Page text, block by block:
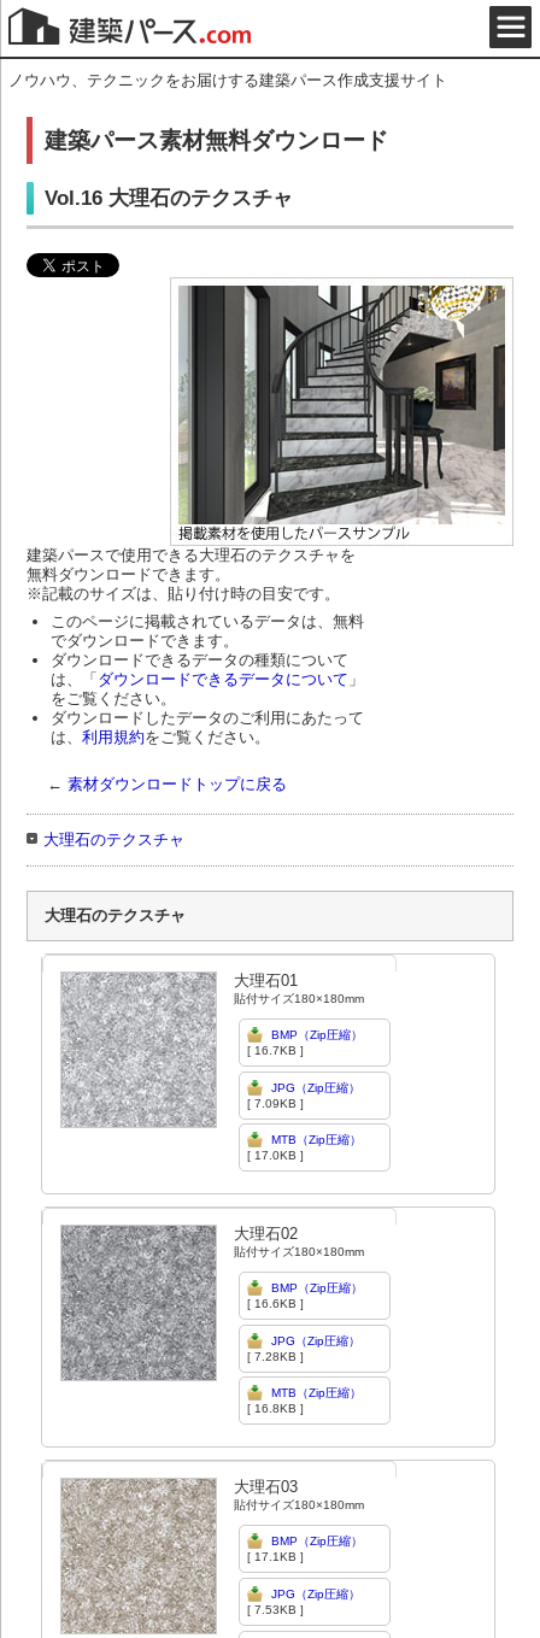
ノウハウ、テクニックをお届けする建築パース作成支援サイト
建築パース素材無料ダウンロード
Vol.16 大理石のテクスチャ
建築パースで使用できる大理石のテクスチャを
無料ダウンロードできます。
※記載のサイズは、貼り付け時の目安です。
このページに掲載されているデータは、無料
でダウンロードできます。
ダウンロードできるデータの種類について
は、「 ダウンロードできるデータについて 」
をご覧ください。
ダウンロードしたデータのご利用にあたって
は、 利用規約をご覧ください。
← 素材ダウンロードトップに戻る
大理石のテクスチャ
大理石のテクスチャ
大理石01
貼付サイズ180×180mm
BMP（Zip圧縮）
[ 16.7KB ]
JPG（Zip圧縮）
[ 7.09KB ]
MTB（Zip圧縮）
[ 17.0KB ]
大理石02
貼付サイズ180×180mm
BMP（Zip圧縮）
[ 16.6KB ]
JPG（Zip圧縮）
[ 7.28KB ]
MTB（Zip圧縮）
[ 16.8KB ]
大理石03
貼付サイズ180×180mm
BMP（Zip圧縮）
[ 17.1KB ]
JPG（Zip圧縮）
[ 7.53KB ]